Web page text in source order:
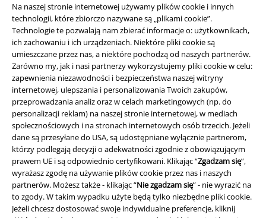
Na naszej stronie internetowej używamy plików cookie i innych
technologii, które zbiorczo nazywane są „plikami cookie”.
Technologie te pozwalają nam zbierać informacje o: użytkownikach,
ich zachowaniu i ich urządzeniach. Niektóre pliki cookie są
umieszczane przez nas, a niektóre pochodzą od naszych partnerów.
Zarówno my, jak i nasi partnerzy wykorzystujemy pliki cookie w celu:
zapewnienia niezawodności i bezpieczeństwa naszej witryny
internetowej, ulepszania i personalizowania Twoich zakupów,
przeprowadzania analiz oraz w celach marketingowych (np. do
personalizacji reklam) na naszej stronie internetowej, w mediach
społecznościowych i na stronach internetowych osób trzecich. Jeżeli
dane są przesyłane do USA, są udostępniane wyłącznie partnerom,
którzy podlegają decyzji o adekwatności zgodnie z obowiązującym
prawem UE i są odpowiednio certyfikowani. Klikając “Zgadzam się”,
wyrażasz zgodę na używanie plików cookie przez nas i naszych
partnerów. Możesz także - klikając “Nie zgadzam się” - nie wyrazić na
to zgody. W takim wypadku użyte będą tylko niezbędne pliki cookie.
Jeżeli chcesz dostosować swoje indywidualne preferencje, kliknij
Informacje prawne
Regulamin
Dane firmy
Polityka prywatności
Unieszkodliwianie odpadów i ochrona środowiska
Deklaracja Zgodności
Informacje dotyczące dostępności